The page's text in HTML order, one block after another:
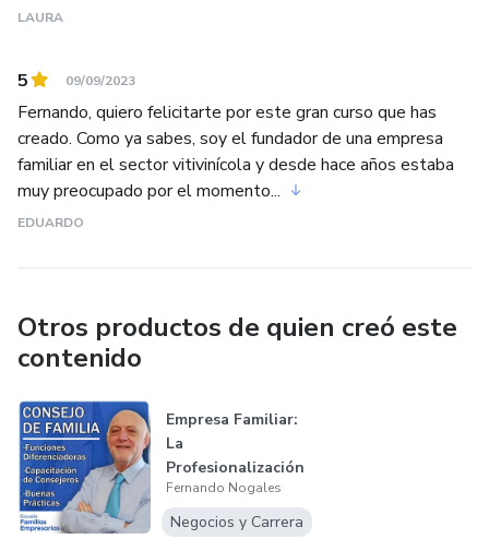
LAURA
5 09/09/2023
Fernando, quiero felicitarte por este gran curso que has
creado. Como ya sabes, soy el fundador de una empresa
familiar en el sector vitivinícola y desde hace años estaba
muy preocupado por el momento...
EDUARDO
Otros productos de quien creó este
contenido
Empresa Familiar:
La
Profesionalización
de los Consejos de
F...
Fernando Nogales
Negocios y Carrera